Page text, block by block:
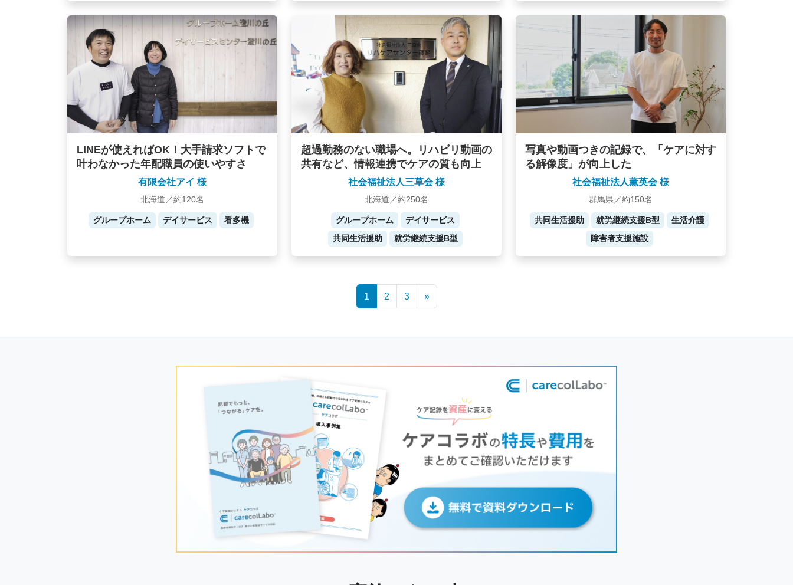
LINEが使えればOK！大手請求ソフトで
叶わなかった年配職員の使いやすさ
有限会社アイ 様
北海道／約120名
グループホーム デイサービス 看多機
超過勤務のない職場へ。リハビリ動画の
共有など、情報連携でケアの質も向上
社会福祉法人三草会 様
北海道／約250名
グループホーム
デイサービス
共同生活援助
就労継続支援B型
写真や動画つきの記録で、「ケアに対す
る解像度」が向上した
社会福祉法人薫英会 様
群馬県／約150名
共同生活援助 就労継続支援B型
生活介護
障害者支援施設
1 2 3 »